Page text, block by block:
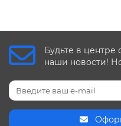
Будьте в центре
наши новости!